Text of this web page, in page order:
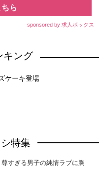
ら
sponsored by 求人ボックス
キング
ケーキ登場
特集
すぎる男子の純情ラブに胸